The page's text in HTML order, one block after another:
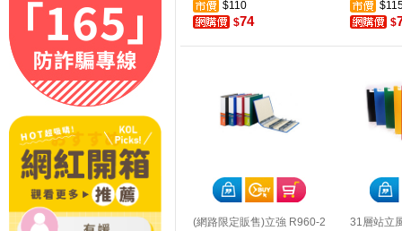
$110
$74
$
(網路限定販售)立強 R960-2
31層站立